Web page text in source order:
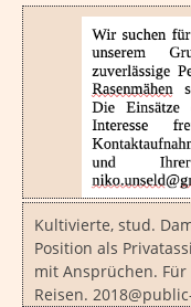
Kultivierte, stud.
Position als
mit Ansprüchen.
Reisen.